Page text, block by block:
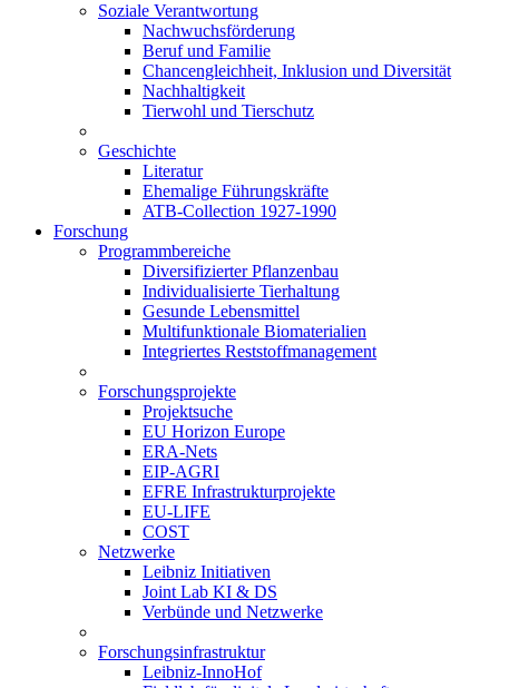
Soziale Verantwortung
Nachwuchsförderung
Beruf und Familie
Chancengleichheit, Inklusion und Diversität
Nachhaltigkeit
Tierwohl und Tierschutz
Geschichte
Literatur
Ehemalige Führungskräfte
ATB-Collection 1927-1990
Forschung
Programmbereiche
Diversifizierter Pflanzenbau
Individualisierte Tierhaltung
Gesunde Lebensmittel
Multifunktionale Biomaterialien
Integriertes Reststoffmanagement
Forschungsprojekte
Projektsuche
EU Horizon Europe
ERA-Nets
EIP-AGRI
EFRE Infrastrukturprojekte
EU-LIFE
COST
Netzwerke
Leibniz Initiativen
Joint Lab KI & DS
Verbünde und Netzwerke
Forschungsinfrastruktur
Leibniz-InnoHof